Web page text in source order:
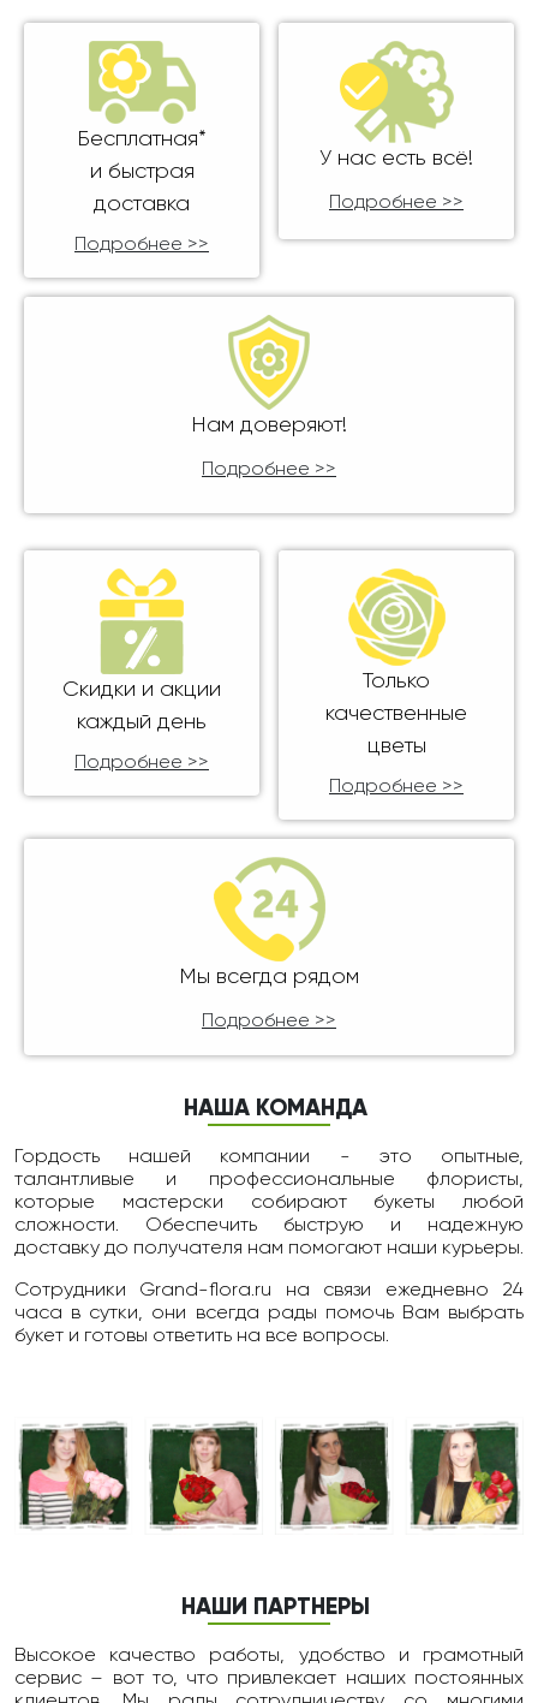
Бесплатная*
и быстрая
доставка
Подробнее >>
У нас есть всё!
Подробнее >>
Нам доверяют!
Подробнее >>
Скидки и акции
каждый день
Подробнее >>
Только
качественные
цветы
Подробнее >>
Мы всегда рядом
Подробнее >>
НАША КОМАНДА
Гордость нашей компании - это опытные,
талантливые и профессиональные флористы,
которые мастерски собирают букеты любой
сложности. Обеспечить быструю и надежную
доставку до получателя нам помогают наши курьеры.
Сотрудники Grand-flora.ru на связи ежедневно 24
чаcа в сутки, они всегда рады помочь Вам выбрать
букет и готовы ответить на все вопросы.
НАШИ ПАРТНЕРЫ
Высокое качество работы, удобство и грамотный
сервис – вот то, что привлекает наших постоянных